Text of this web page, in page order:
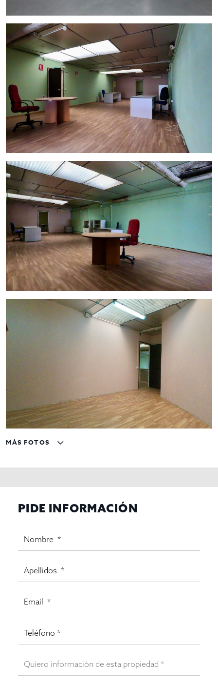
planta de 2 plantas, en la planta inferior de 220m2
están ubicadas las cámaras de frío ; recepción
,office, vestidor y 3 estancias divididas con paneles
aislantes para la conservación de alimentos y en la
parte superior o altillo encontramos almacén,
despacho, sala de juntas y baño .
Buena ubicación: Situada en un polígono industrial
bien comunicado y con fácil acceso a las principales
vías de transporte, esta nave ofrece una ubicación
estratégica para su negocio.
Venta en 233.500€
InmoOlaya: Su aliado en el sector inmobiliario
InmoOlaya es una agencia líder en traspasos de hostelería
en Barcelona. Nuestro equipo de expertos está
comprometido en ofrecerle un servicio personalizado y
profesional en todo el proceso de alquiler, desde la
búsqueda del local ideal hasta la formalización del contrato.
Confíe en nosotros para encontrar la mejor opción para su
negocio.
Contáctenos hoy mismo para obtener más información y
programar una visita a esta nave industrial en Molins de Rei.
Estamos aquí para ayudarlo a hacer realidad sus proyectos
comerciales.
MÁS FOTOS
PIDE INFORMACIÓN